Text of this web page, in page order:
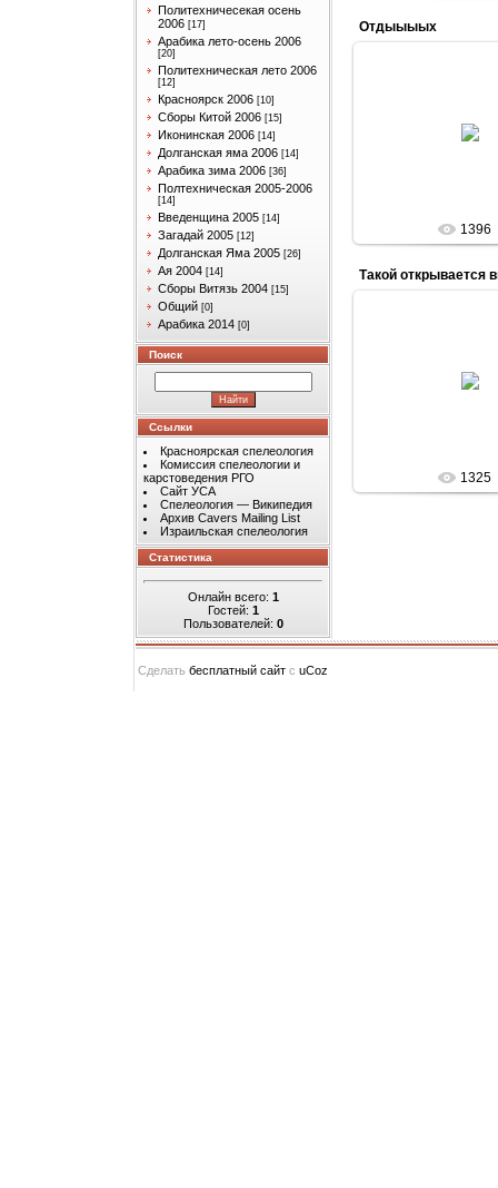
Политехничесекая осень
2006 [17]
Арабика лето-осень 2006
[20]
Политехническая лето 2006
[12]
Красноярск 2006 [10]
Сборы Китой 2006 [15]
Иконинская 2006 [14]
Долганская яма 2006 [14]
Арабика зима 2006 [36]
Полтехническая 2005-2006
[14]
Введенщина 2005 [14]
Загадай 2005 [12]
Долганская Яма 2005 [26]
Ая 2004 [14]
Сборы Витязь 2004 [15]
Общий [0]
Арабика 2014 [0]
Поиск
Ссылки
Красноярская спелеология
Комиссия спелеологии и
карстоведения РГО
Сайт УСА
Спелеология — Википедия
Архив Cavers Mailing List
Израильская спелеология
Статистика
Онлайн всего: 1
Гостей: 1
Пользователей: 0
Отдыыыых
1396
Такой открывается
Такой
1325
Сделать бесплатный сайт с uCoz